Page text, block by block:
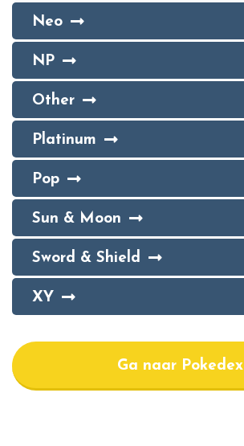
Neo
NP
Other
Platinum
Pop
Sun & Moon
Sword & Shield
XY
Ga naar Pokedex